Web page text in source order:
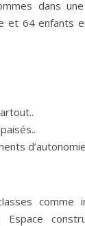
dans
64 enfants
comme
Espace